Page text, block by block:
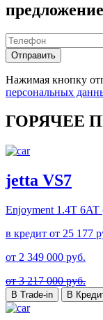
Отправить
Нажимая кнопку
персональных
ГОРЯЧЕЕ
jetta VS7
Enjoyment 1.4T 6AT
в кредит от 25 177
от 2 349 000 руб.
от 3 217 000 руб.
В Trade-in В